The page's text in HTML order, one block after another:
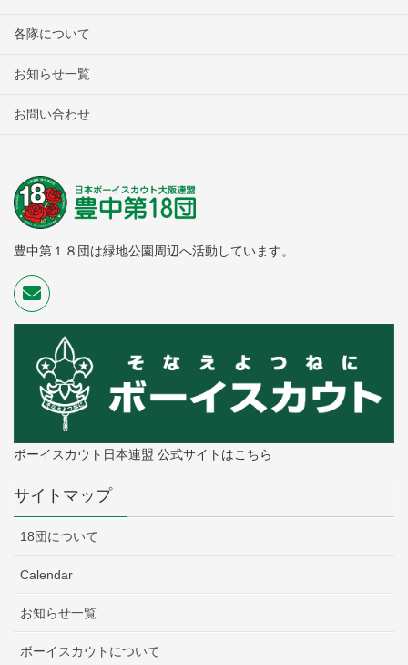
各隊について
お知らせ一覧
お問い合わせ
豊中第１８団は緑地公園周辺へ活動しています。
ボーイスカウト日本連盟 公式サイトはこちら
サイトマップ
18団について
Calendar
お知らせ一覧
ボーイスカウトについて